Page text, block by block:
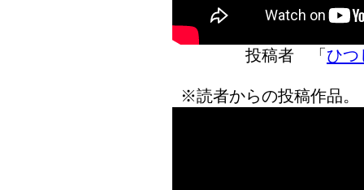
投稿者 「 ひつ
※読者からの投稿作品